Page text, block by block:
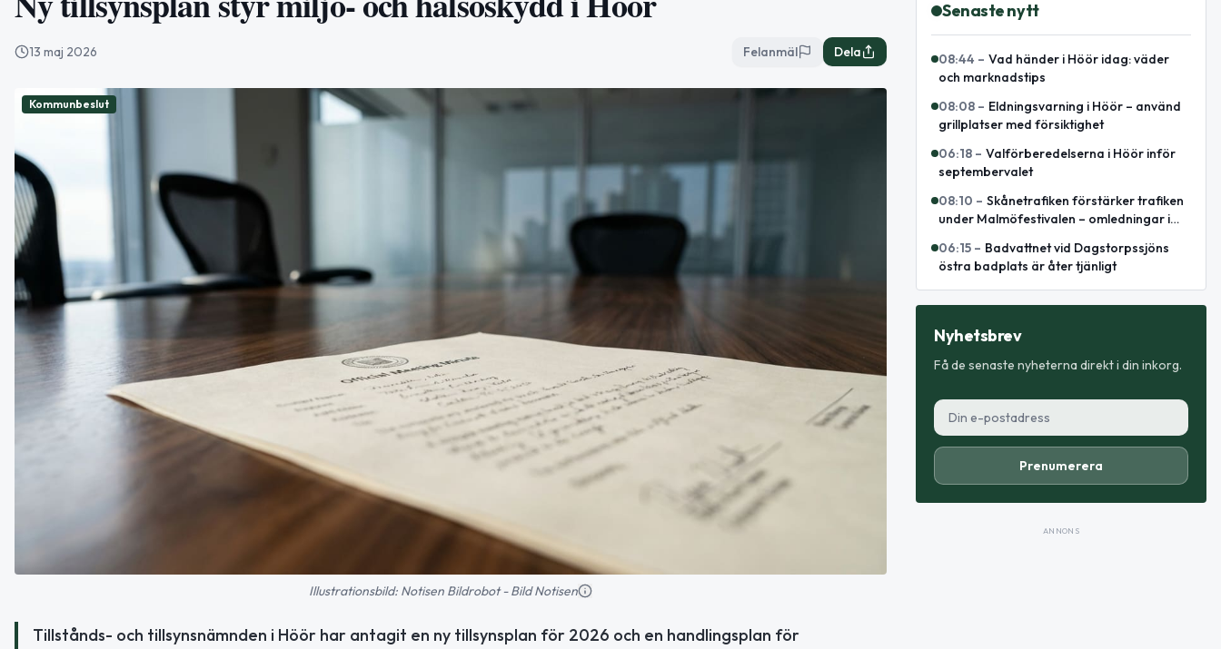
13 maj 2026 Felanmäl Dela
Kommunbeslut
Illustrationsbild: Notisen Bildrobot - Bild Notisen
Tillstånds- och tillsynsnämnden i Höör har antagit en ny tillsynsplan för 2026 och en handlingsplan för
Senaste nytt
08:44 – Vad händer i Höör idag: väder
och marknadstips
08:08 – Eldningsvarning i Höör – använd
grillplatser med försiktighet
06:18 – Valförberedelserna i Höör inför
septembervalet
08:10 – Skånetrafiken förstärker trafiken
under Malmöfestivalen – omledningar i
06:15 – Badvattnet vid Dagstorpssjöns
östra badplats är åter tjänligt
Nyhetsbrev
Få de senaste nyheterna direkt i din inkorg.
Prenumerera
ANNONS